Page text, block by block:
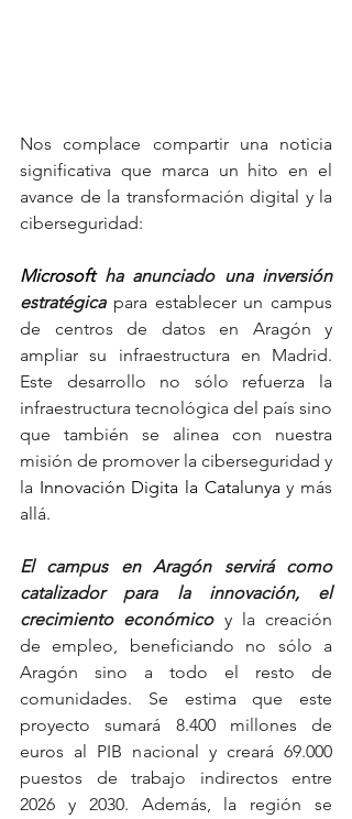
Nos complace compartir una noticia
significativa que marca un hito en el
avance de la transformación digital y la
ciberseguridad:
Microsoft ha anunciado una inversión
estratégica para establecer un campus
de centros de datos en Aragón y
ampliar su infraestructura en Madrid.
Este desarrollo no sólo refuerza la
infraestructura tecnológica del país sino
que también se alinea con nuestra
misión de promover la ciberseguridad y
la Innovación Digita la Catalunya y más
allá.
El campus en Aragón servirá como
catalizador para la innovación, el
crecimiento económico y la creación
de empleo, beneficiando no sólo a
Aragón sino a todo el resto de
comunidades. Se estima que este
proyecto sumará 8.400 millones de
euros al PIB nacional y creará 69.000
puestos de trabajo indirectos entre
2026 y 2030. Además, la región se